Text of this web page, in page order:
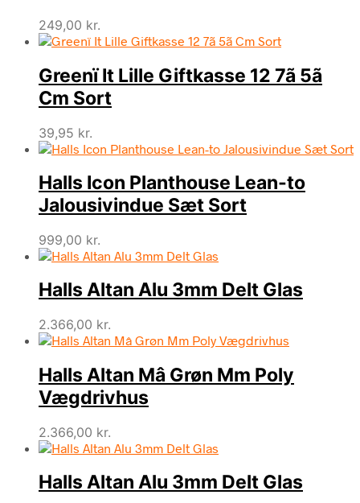
249,00 kr.
Greenï It Lille Giftkasse 12 7ã 5ã
Cm Sort
39,95 kr.
Halls Icon Planthouse Lean-to
Jalousivindue Sæt Sort
999,00 kr.
Halls Altan Alu 3mm Delt Glas
2.366,00 kr.
Halls Altan Mâ Grøn Mm Poly
Vægdrivhus
2.366,00 kr.
Halls Altan Alu 3mm Delt Glas